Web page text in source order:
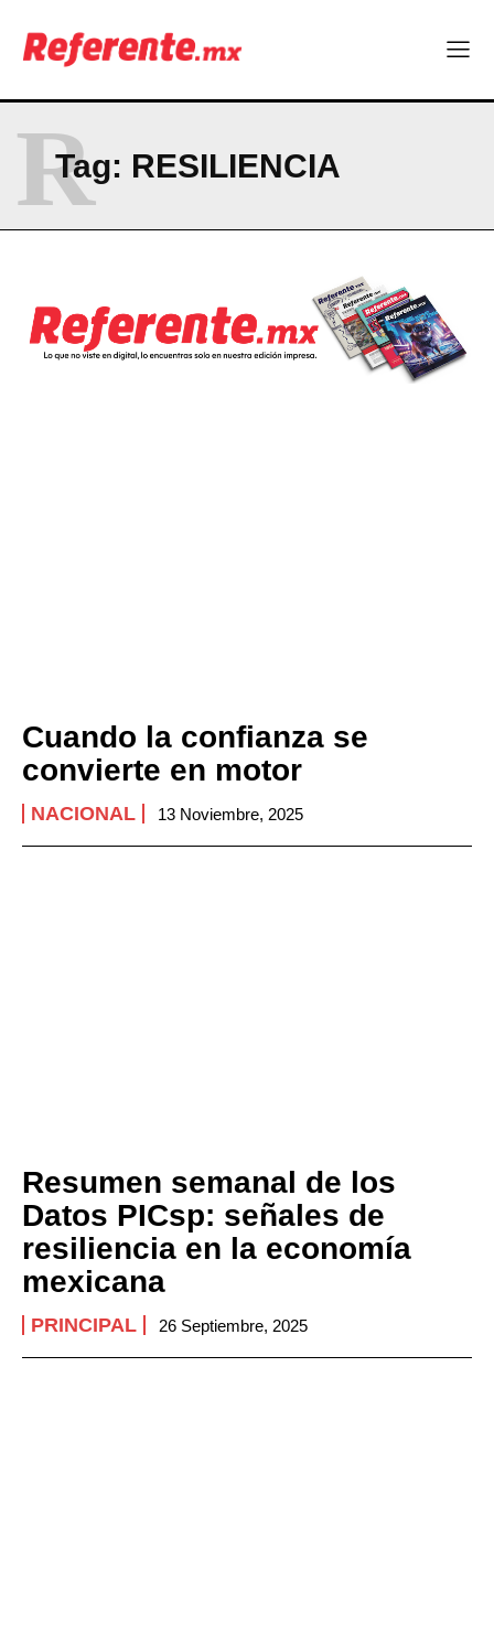
Tag: RESILIENCIA
R
Cuando la confianza se
convierte en motor
NACIONAL 13 Noviembre, 2025
Resumen semanal de los
Datos PICsp: señales de
resiliencia en la economía
mexicana
PRINCIPAL 26 Septiembre, 2025